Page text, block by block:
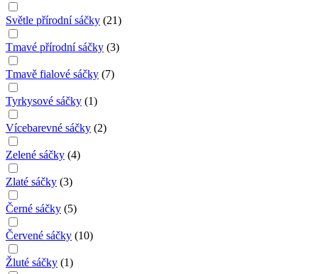
Světle přírodní sáčky (21)
Tmavé přírodní sáčky (3)
Tmavě fialové sáčky (7)
Tyrkysové sáčky (1)
Vícebarevné sáčky (2)
Zelené sáčky (4)
Zlaté sáčky (3)
Černé sáčky (5)
Červené sáčky (10)
Žluté sáčky (1)